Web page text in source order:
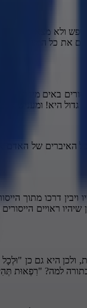
ולא מצא", עבר
כל המצוות, והוא
באים מידה
גדול היא! ומעניש
של האדם
דרכו מתוך
הייסורים
ולכן היא גם כן
למה? "רִפְאוּת